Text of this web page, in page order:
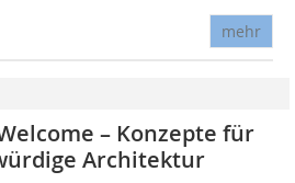
mehr
– Konzepte für
Architektur